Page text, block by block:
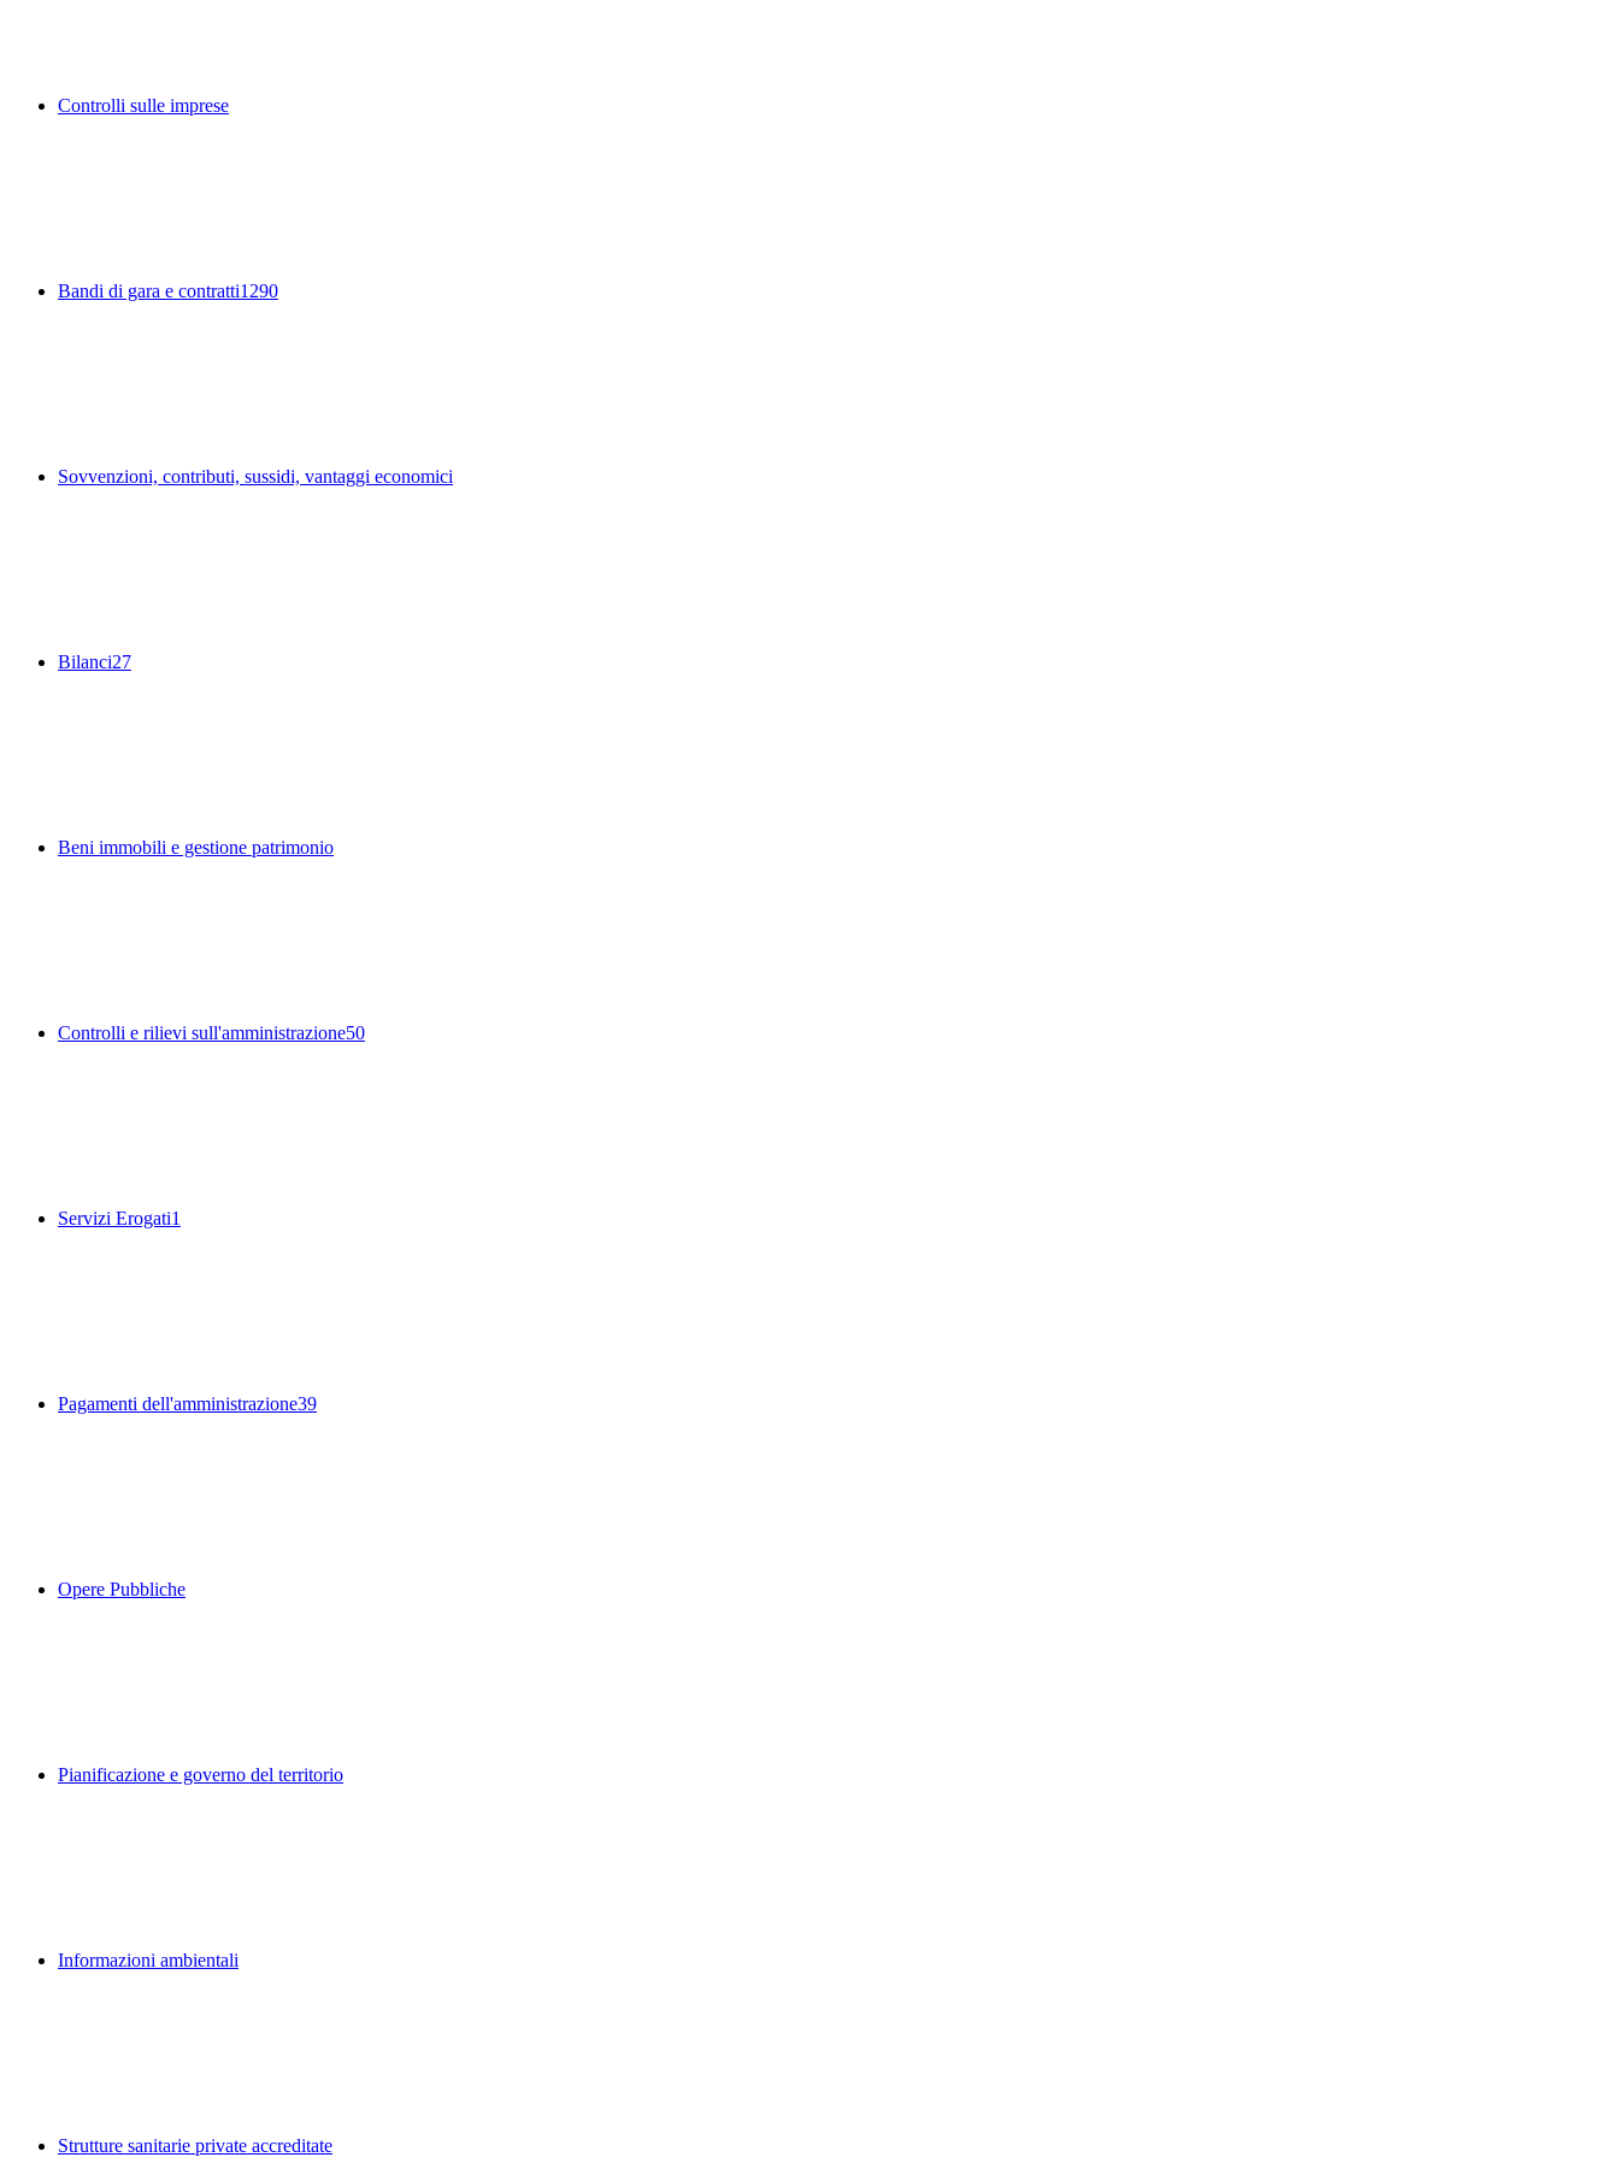
Controlli sulle imprese
Bandi di gara e contratti1290
Sovvenzioni, contributi, sussidi, vantaggi economici
Bilanci27
Beni immobili e gestione patrimonio
Controlli e rilievi sull'amministrazione50
Servizi Erogati1
Pagamenti dell'amministrazione39
Opere Pubbliche
Pianificazione e governo del territorio
Informazioni ambientali
Strutture sanitarie private accreditate